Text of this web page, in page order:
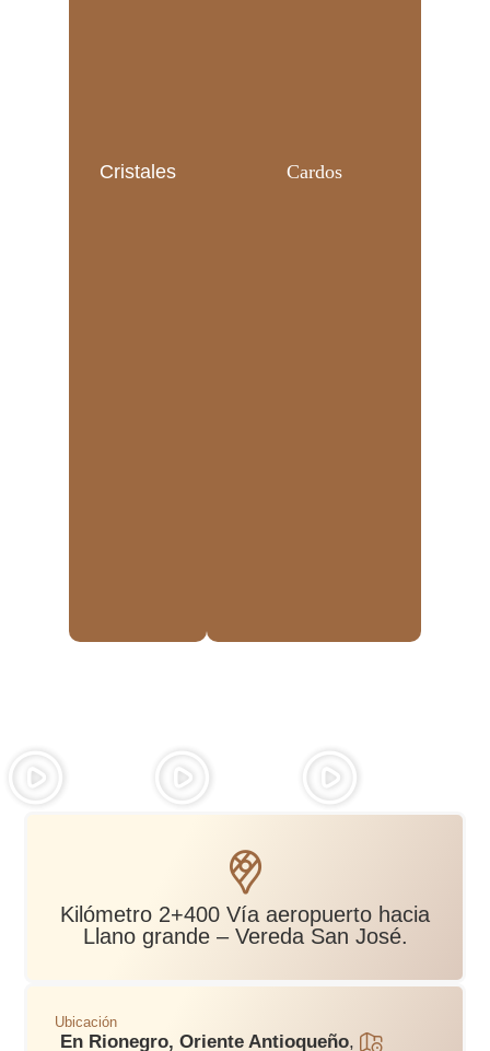
Cristales Cardos
Kilómetro 2+400 Vía aeropuerto hacia
Llano grande – Vereda San José.
Ubicación
En Rionegro, Oriente Antioqueño,